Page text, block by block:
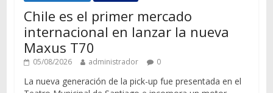
Chile es el primer mercado
internacional en lanzar la nueva
Maxus T70
05/08/2026 administrador 0
La nueva generación de la pick-up fue presentada en el